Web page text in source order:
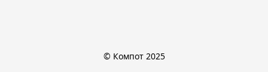
© Компот 2025